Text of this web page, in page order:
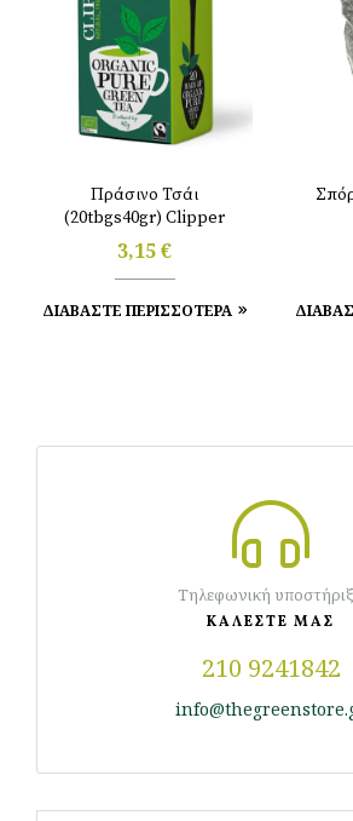
Πράσινο Τσάι
(20tbgs40gr) Clipper
3,15€
ΔΙΑΒΑΣΤΕ ΠΕΡΙΣΣΟΤΕΡΑ
Τηλεφωνική
ΚΑΛΕΣΤΕ ΜΑΣ
210 9241842